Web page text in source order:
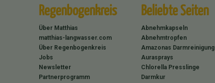
Regenbogenkreis
Über Matthias
matthias-langwasser.com
Über Regenbogenkreis
Jobs
Newsletter
Partnerprogramm
Beliebte Seiten
Abnehmkapseln
Abnehmtropfen
Amazonas Darmreinigung
Aurasprays
Chlorella Presslinge
Darmkur